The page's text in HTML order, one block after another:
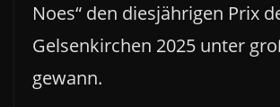
Noes“ den diesjährigen Prix
Gelsenkirchen 2025 unter
gewann.